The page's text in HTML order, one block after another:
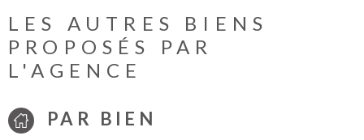
LES AUTRES BIENS
PROPOSÉS PAR
L'AGENCE
PAR BIEN